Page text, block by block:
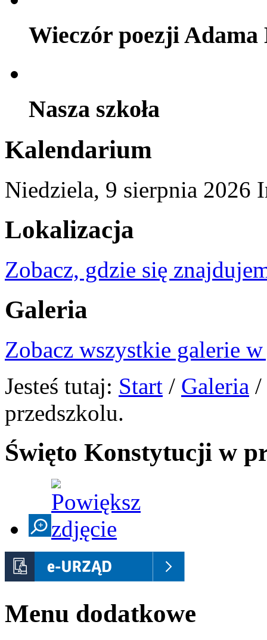
Wieczór poezji
Nasza szkoła
Kalendarium
Niedziela, 9 sierpnia 2026
Lokalizacja
Zobacz, gdzie się
Galeria
Zobacz wszystkie galerie
Jesteś tutaj: Start / Galeria /
przedszkolu.
Święto Konstytucji w
Menu dodatkowe